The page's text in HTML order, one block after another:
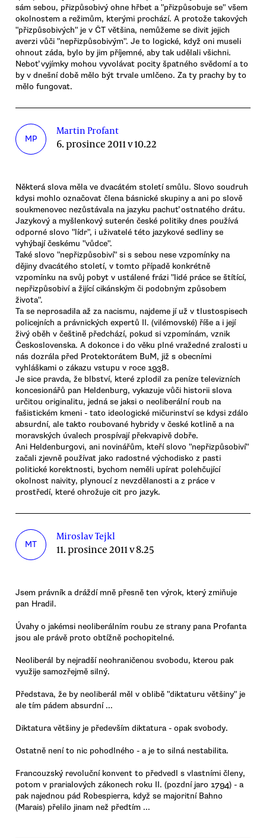
sám sebou, přizpůsobivý ohne hřbet a "přizpůsobuje se" všem
okolnostem a režimům, kterými prochází. A protože takových
"přizpůsobivých" je v ČT většina, nemůžeme se divit jejich
averzi vůči "nepřizpůsobivým". Je to logické, když oni museli
ohnout záda, bylo by jim příjemné, aby tak udělali všichni.
Neboť vyjímky mohou vyvolávat pocity špatného svědomí a to
by v dnešní době mělo být trvale umlčeno. Za ty prachy by to
mělo fungovat.
MP
Martin Profant
6. prosince 2011 v 10.22
Některá slova měla ve dvacátém století smůlu. Slovo soudruh
kdysi mohlo označovat člena básnické skupiny a ani po slově
soukmenovec nezůstávala na jazyku pachuť ostnatého drátu.
Jazykový a myšlenkový suterén české politiky dnes používá
odporné slovo "lídr", i uživatelé této jazykové sedliny se
vyhýbají českému "vůdce".
Také slovo "nepřizpůsobiví" si s sebou nese vzpomínky na
dějiny dvacátého století, v tomto případě konkrétně
vzpomínku na svůj pobyt v ustálené frázi "lidé práce se štítící,
nepřizpůsobiví a žijící cikánským či podobným způsobem
života".
Ta se neprosadila až za nacismu, najdeme jí už v tlustospisech
policejních a právnických expertů II. (vilémovské) říše a i její
živý oběh v češtině předchází, pokud si vzpomínám, vznik
Československa. A dokonce i do věku plné vražedné zralosti u
nás dozrála před Protektorátem BuM, již s obecními
vyhláškami o zákazu vstupu v roce 1938.
Je sice pravda, že blbství, které zplodil za peníze televizních
koncesionářů pan Heldenburg, vykazuje vůči historii slova
určitou originalitu, jedná se jaksi o neoliberální roub na
fašistickém kmeni - tato ideologické mičurinství se kdysi zdálo
absurdní, ale takto roubované hybridy v české kotlině a na
moravských úvalech prospívají překvapivě dobře.
Ani Heldenburgovi, ani novinářům, kteří slovo "nepřizpůsobiví"
začali zjevně používat jako radostné východisko z pasti
politické korektnosti, bychom neměli upírat polehčující
okolnost naivity, plynoucí z nevzdělanosti a z práce v
prostředí, které ohrožuje cit pro jazyk.
MT
Miroslav Tejkl
11. prosince 2011 v 8.25
Jsem právník a dráždí mně přesně ten výrok, který zmiňuje
pan Hradil.
Úvahy o jakémsi neoliberálním roubu ze strany pana Profanta
jsou ale právě proto obtížně pochopitelné.
Neoliberál by nejradší neohraničenou svobodu, kterou pak
využije samozřejmě silný.
Představa, že by neoliberál měl v oblibě "diktaturu většiny" je
ale tím pádem absurdní ...
Diktatura většiny je především diktatura - opak svobody.
Ostatně není to nic pohodlného - a je to silná nestabilita.
Francouzský revoluční konvent to předvedl s vlastními členy,
potom v prarialových zákonech roku II. (pozdní jaro 1794) - a
pak najednou pád Robespierra, když se majoritní Bahno
(Marais) přelilo jinam než předtím ...